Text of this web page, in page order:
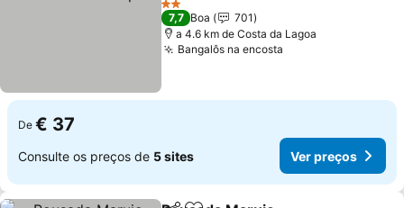
2 Estrelas
7,7 Boa
701
a 4.6 km de Costa da Lagoa
Bangalôs na encosta
De € 37
Consulte os preços de 5 sites Ver preços